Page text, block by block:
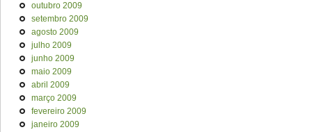
outubro 2009
setembro 2009
agosto 2009
julho 2009
junho 2009
maio 2009
abril 2009
março 2009
fevereiro 2009
janeiro 2009